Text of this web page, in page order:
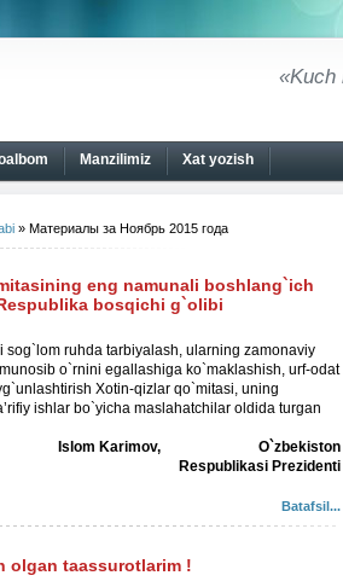
«Kuch
Manzilimiz Xat yozish
» Материалы за Ноябрь 2015 года
eng namunali boshlang`ich
bosqichi g`olibi
ruhda tarbiyalash, ularning zamonaviy
o`rnini egallashiga ko`maklashish, urf-odat
Xotin-qizlar qo`mitasi, uning
ishlar bo`yicha maslahatchilar oldida turgan
Islom Karimov, O`zbekiston
Respublikasi Prezidenti
Batafsil...
olgan taassurotlarim !